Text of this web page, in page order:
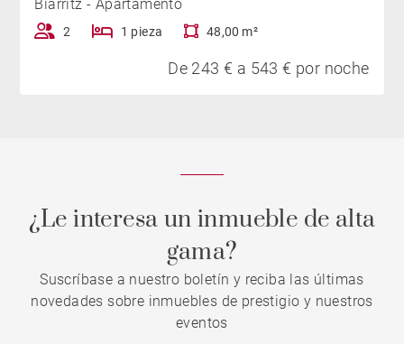
Biarritz - Apartamento
2 1 pieza 48,00 m²
De 243 € a 543 € por noche
¿Le interesa un inmueble de alta
gama?
Suscríbase a nuestro boletín y reciba las últimas
novedades sobre inmuebles de prestigio y nuestros
eventos